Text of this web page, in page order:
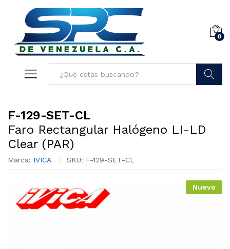
0
F-129-SET-CL
Faro Rectangular Halógeno LI-LD
Clear (PAR)
Marca: IVICA SKU: F-129-SET-CL
Nuevo